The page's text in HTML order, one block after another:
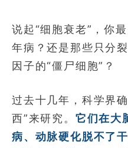
说起“细胞衰老”，你
年病？还是那些只分
因子的“僵尸细胞”？
过去十几年，科学界
西”来研究。 它们在大
病、动脉硬化脱不了